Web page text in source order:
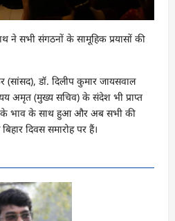
ने सभी संगठनों के सामूहिक प्रयासों की
(सांसद), डॉ. दिलीप कुमार जायसवाल
अमृत (मुख्य सचिव) के संदेश भी प्राप्त
के भाव के साथ हुआ और अब सभी की
दिवस समारोह पर हैं।